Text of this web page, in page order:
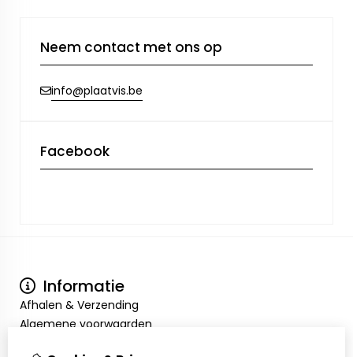
Neem contact met ons op
info@plaatvis.be
Facebook
Informatie
Afhalen & Verzending
Algemene voorwaarden